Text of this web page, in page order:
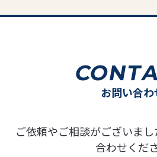
お問い合わ
ご依頼やご相談がございま
合わせくだ